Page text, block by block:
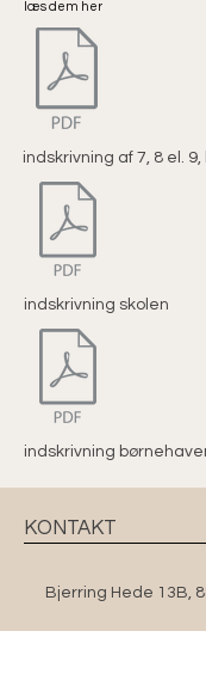
læs dem her
indskrivning af 7, 8 el. 9,
indskrivning skolen
indskrivning
KONTAKT
Bjerring Hede 13B,